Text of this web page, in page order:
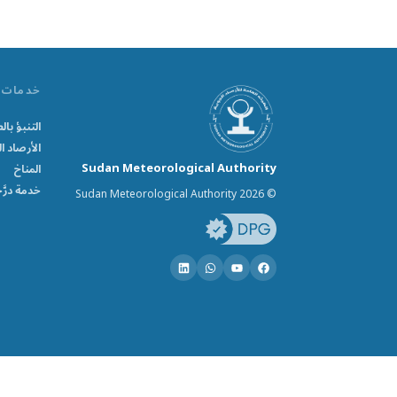
Sudan Meteorological Authority
© Sudan Meteorological Authority 2026
خدمات
التنبؤ
الأرصاد
المناخ
خدمة